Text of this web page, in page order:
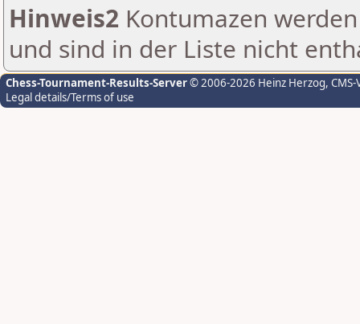
Hinweis2 Kontumazen
und sind in der Liste nicht
Chess-Tournament-Results-Server© 2006-2026 Heinz Herzog,
Legal details/Terms of use